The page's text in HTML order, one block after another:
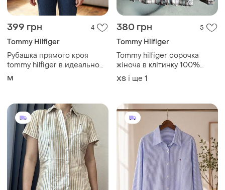
399 грн 4
Tommy Hilfiger
Рубашка прямого кроя
tommy hilfiger в идеальном
состоянии, 100% хлопок
M
380 грн 5
Tommy Hilfiger
Tommy hilfiger сорочка
жіноча в клітинку 100%
бавовна оригінал р. 6
ХS і ще 1